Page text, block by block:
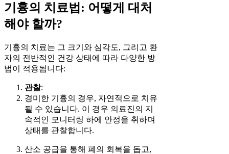
기흉의 치료법: 어떻게 대처
해야 할까?
기흉의 치료는 그 크기와 심각도, 그리고 환
자의 전반적인 건강 상태에 따라 다양한 방
법이 적용됩니다:
관찰:
경미한 기흉의 경우, 자연적으로 치유
될 수 있습니다. 이 경우 의료진의 지
속적인 모니터링 하에 안정을 취하며
상태를 관찰합니다.
산소 공급을 통해 폐의 회복을 돕고,